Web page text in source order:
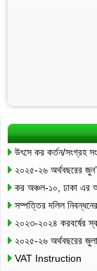
উৎসে কর কর্তন/সংগ্রহ
২০২৫-২৬ অর্থবছরের
কর অঞ্চল-১০, ঢাকা এর
সম্পত্তির দলিল
২০২৩-২০২৪ করবর্ষের
২০২৫-২৬ অর্থবছরের
VAT Instruction